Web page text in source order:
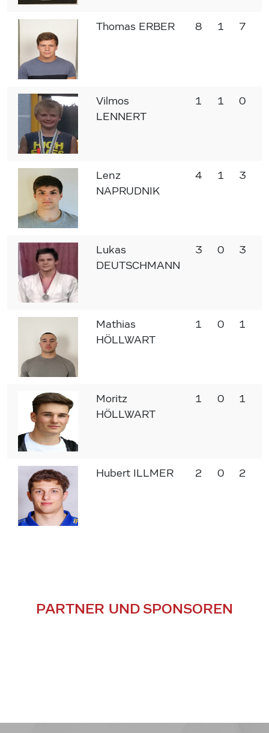
Thomas ERBER 8 1 7
Vilmos
LENNERT
1 1 0
Lenz
NAPRUDNIK
4 1 3
Lukas
DEUTSCHMANN
3 0 3
Mathias
HÖLLWART
1 0 1
Moritz
HÖLLWART
1 0 1
Hubert ILLMER 2 0 2
PARTNER UND SPONSOREN